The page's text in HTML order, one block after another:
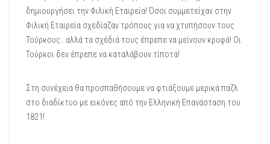
δημιουργήσει την Φιλική Εταιρεία! Όσοι συμμετείχαν στην
Φιλική Εταιρεία σχεδίαζαν τρόπους για να χτυπήσουν τους
Τούρκους...αλλά τα σχέδιά τους έπρεπε να μείνουν κρυφά! Οι
Τούρκοι δεν έπρεπε να καταλάβουν τίποτα!
Στη συνέχεια θα προσπαθήσουμε να φτιάξουμε μερικά παζλ
στο διαδίκτυο με εικόνες από την Ελληνική Επανάσταση του
1821!